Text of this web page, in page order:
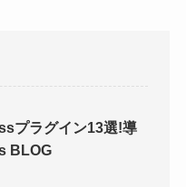
プラグイン13選!導
BLOG